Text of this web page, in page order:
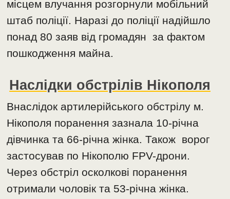
місцем влучання розгорнули мобільний
штаб поліції. Наразі до поліції надійшло
понад 80 заяв від громадян за фактом
пошкодження майна.
Наслідки обстрілів Нікополя
Внаслідок артилерійського обстрілу м.
Нікополя поранення зазнала 10-річна
дівчинка та 66-річна жінка. Також ворог
застосував по Нікополю FPV-дрони.
Через обстріл осколкові поранення
отримали чоловік та 53-річна жінка.